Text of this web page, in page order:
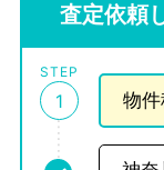
査定依頼
STEP
1